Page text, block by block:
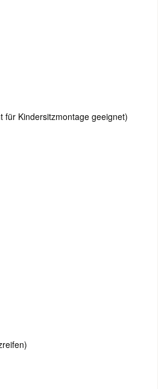
für Kindersitzmontage geeignet)